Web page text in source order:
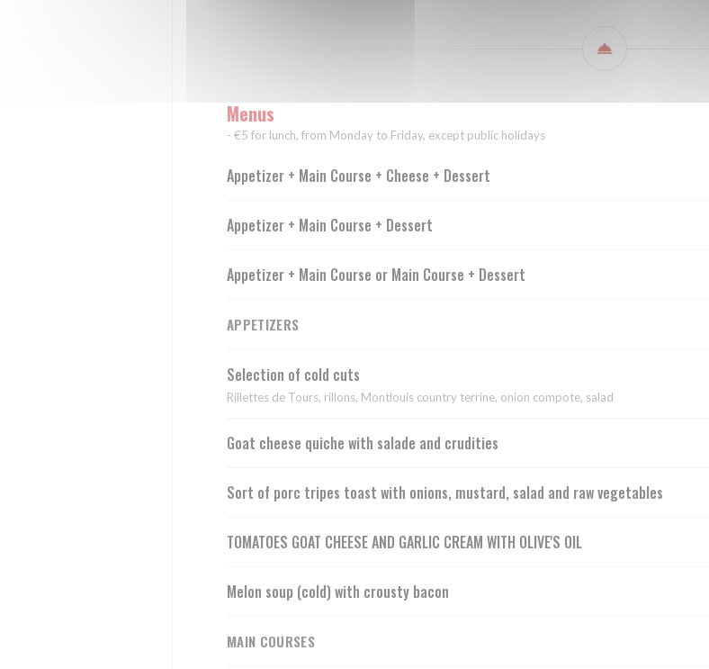
Menus
- €5 for lunch, from Monday to Friday, except public holidays
Appetizer + Main Course + Cheese + Dessert
Appetizer + Main Course + Dessert
Appetizer + Main Course or Main Course + Dessert
APPETIZERS
Selection of cold cuts
Rillettes de Tours, rillons, Montlouis country terrine, onion compote, salad
Goat cheese quiche with salade and crudities
Sort of porc tripes toast with onions, mustard, salad and raw vegetables
TOMATOES GOAT CHEESE AND GARLIC CREAM WITH OLIVE'S OIL
Melon soup (cold) with crousty bacon
MAIN COURSES